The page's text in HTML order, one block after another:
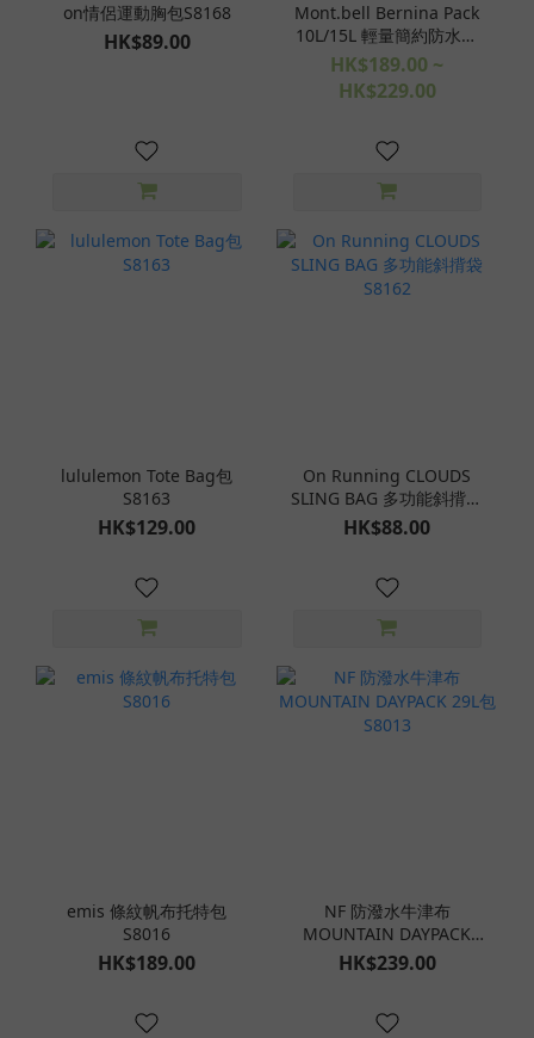
on情侶運動胸包S8168
HK$89.00
Mont.bell Bernina Pack
10L/15L 輕量簡約防水雙
肩背包S8165
HK$189.00 ~
HK$229.00
lululemon Tote Bag包
S8163
HK$129.00
On Running CLOUDS
SLING BAG 多功能斜揹袋
S8162
HK$88.00
emis 條紋帆布托特包
S8016
HK$189.00
NF 防潑水牛津布
MOUNTAIN DAYPACK
29L包S8013
HK$239.00